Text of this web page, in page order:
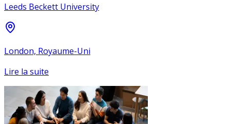
Leeds Beckett University
London, Royaume-Uni
Lire la suite